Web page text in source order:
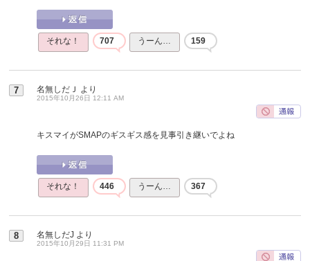
それな！ 707 うーん… 159
7 名無しだＪ より
2015年10月26日 12:11 AM
キスマイがSMAPのギスギス感を見事引き継いでよね
それな！ 446 うーん… 367
8 名無しだJ より
2015年10月29日 11:31 PM